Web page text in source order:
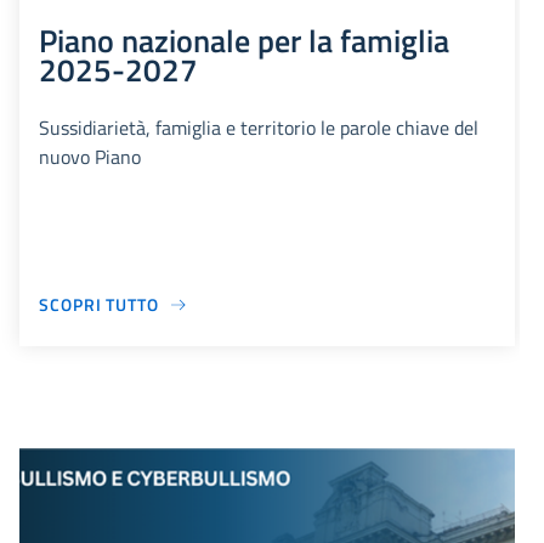
Piano nazionale per la famiglia
2025-2027
Sussidiarietà, famiglia e territorio le parole chiave del
nuovo Piano
SCOPRI TUTTO